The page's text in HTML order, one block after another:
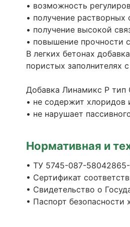
• возможность
• получение
• получение высокой
• повышение прочности
В легких бетонах
пористых заполнителях
Добавка Линамикс Р тип
• не содержит хлоридов
• не нарушает
Нормативная и
• ТУ 5745-087-
• Сертификат
• Свидетельство о
• Паспорт